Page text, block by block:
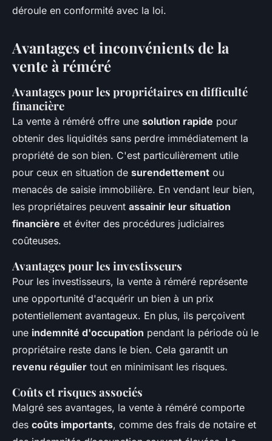
déroule en conformité avec la loi.
Avantages et inconvénients de la
vente à réméré
Avantages pour les propriétaires en difficulté
financière
La vente à réméré offre une solution rapide pour
obtenir des liquidités sans perdre immédiatement la
propriété de son bien. C'est particulièrement utile
pour ceux en situation de surendettement ou
menacés de saisie immobilière. En vendant leur bien,
les propriétaires peuvent assainir leur situation
financière et éviter des procédures judiciaires
coûteuses.
Avantages pour les investisseurs
Pour les investisseurs, la vente à réméré représente
une opportunité d'acquérir un bien à un prix
potentiellement avantageux. En plus, ils perçoivent
une indemnité d'occupation pendant la période où le
propriétaire reste dans le bien. Cela garantit un
revenu régulier tout en minimisant les risques.
Coûts et risques associés
Malgré ses avantages, la vente à réméré comporte
des coûts importants, comme des frais de notaire et